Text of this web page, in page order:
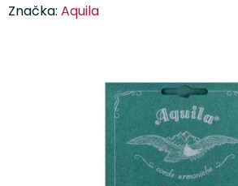
produktu
Značka: Aquila